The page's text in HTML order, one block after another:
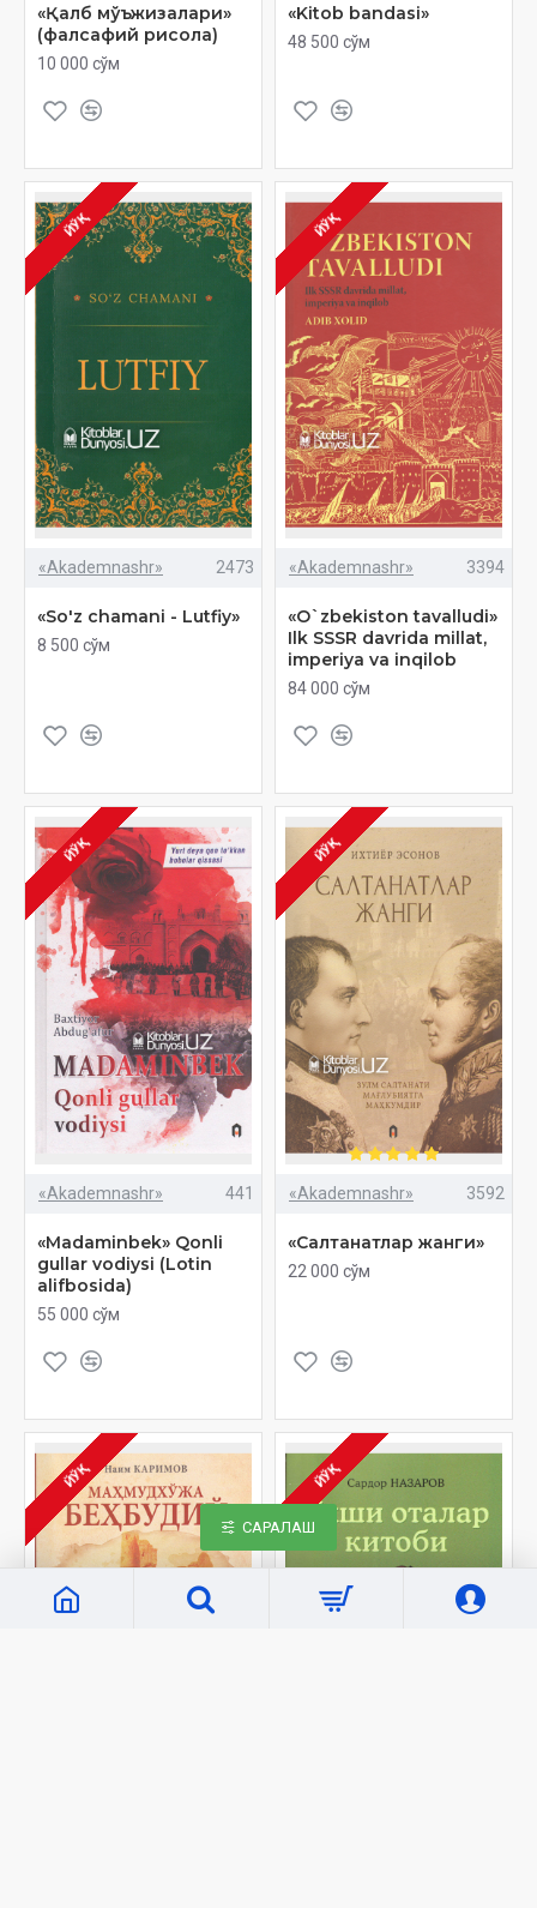
«Қалб мўъжизалари»
(фалсафий рисола)
10 000 сўм
«Kitob bandasi»
48 500 сўм
ЙЎҚ
«Akademnashr» 2473
«So'z chamani - Lutfiy»
8 500 сўм
ЙЎҚ
«Akademnashr» 3394
«O`zbekiston tavalludi»
Ilk SSSR davrida millat,
imperiya va inqilob
84 000 сўм
ЙЎҚ
«Akademnashr» 441
«Madaminbek» Qonli
gullar vodiysi (Lotin
alifbosida)
55 000 сўм
ЙЎҚ
«Akademnashr» 3592
«Салтанатлар жанги»
22 000 сўм
ЙЎҚ ЙЎҚ
САРАЛАШ